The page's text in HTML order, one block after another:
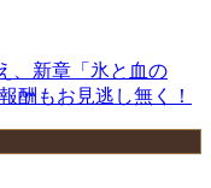
、新章「氷と血の
酬もお見逃し無く！